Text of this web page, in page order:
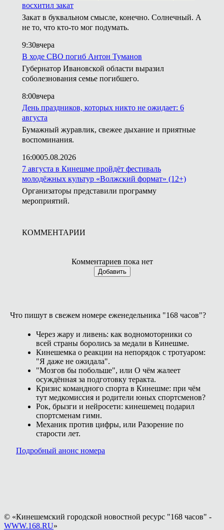
восхитил закат
Закат в буквальном смысле, конечно. Солнечный. А
не то, что кто-то мог подумать.
9:30вчера
В ходе СВО погиб Антон Туманов
Губернатор Ивановской области выразил
соболезнования семье погибшего.
8:00вчера
День праздников, которых никто не ожидает: 6
августа
Бумажный журавлик, свежее дыхание и приятные
воспоминания.
16:0005.08.2026
7 августа в Кинешме пройдёт фестиваль
молодёжных культур «Волжский формат» (12+)
Организаторы представили программу
мероприятий.
КОММЕНТАРИИ
Комментариев пока нет
Добавить
Что пишут в свежем номере еженедельника "168 часов"?
Через жару и ливень: как водномоторники со
всей страны боролись за медали в Кинешме.
Кинешемка о реакции на непорядок с тротуаром:
"Я даже не ожидала".
"Мозгов бы побольше", или О чём жалеет
осуждённая за подготовку теракта.
Кризис командного спорта в Кинешме: при чём
тут медкомиссия и родители юных спортсменов?
Рок, брызги и нейросети: кинешемец подарил
спортсменам гимн.
Механик против цифры, или Разорение по
старости лет.
Подробный анонс номера
© «Кинешемский городской новостной ресурс "168 часов" -
WWW.168.RU»